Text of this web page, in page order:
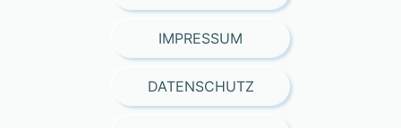
IMPRESSUM
DATENSCHUTZ